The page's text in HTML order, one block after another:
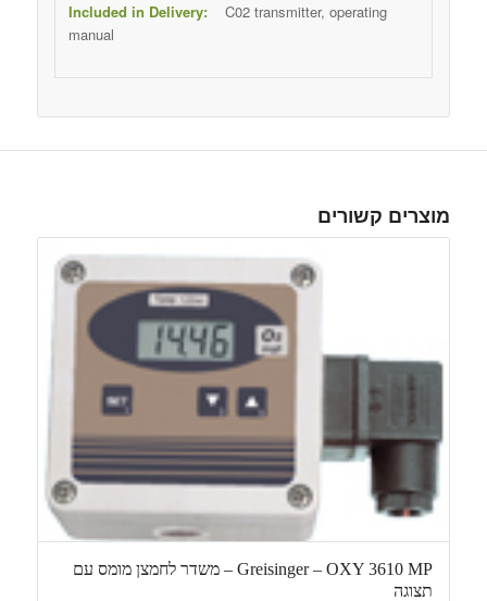
Included in Delivery:C02 transmitter, operating
manual
מוצרים קשורים
Greisinger – OXY 3610 MP – משדר לחמצן מומס עם
תצוגה